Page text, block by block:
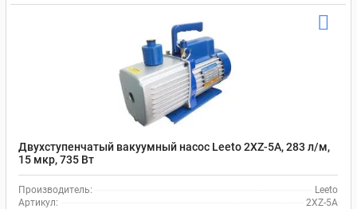
Двухступенчатый вакуумный насос Leeto 2XZ-5A, 283 л/м,
15 мкр, 735 Вт
Производитель:
Leeto
Артикул:
2XZ-5A